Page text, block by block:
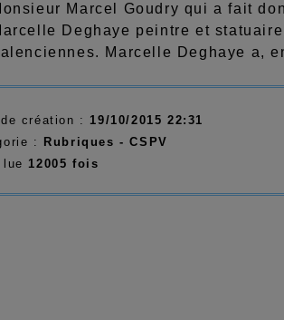
Marcel Goudry qui a fait
Deghaye peintre et
Marcelle Deghaye a,
de création :19/10/2015 22:31
:
Rubriques -CSPV
lue12005 fois